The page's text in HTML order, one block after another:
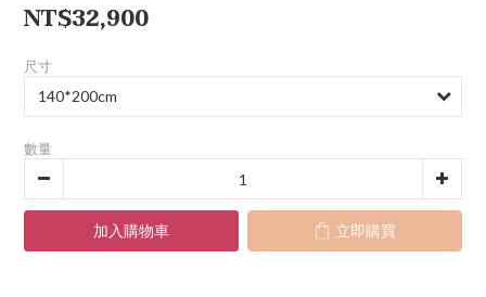
NT$32,900
尺寸
數量
加入購物車 立即購買